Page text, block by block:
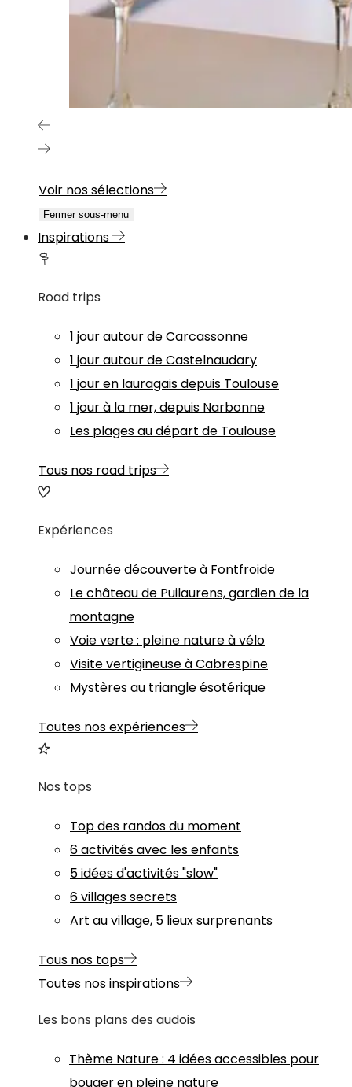
Voir nos sélections
Fermer sous-menu
Inspirations
Road trips
1 jour autour de Carcassonne
1 jour autour de Castelnaudary
1 jour en lauragais depuis Toulouse
1 jour à la mer, depuis Narbonne
Les plages au départ de Toulouse
Tous nos road trips
Expériences
Journée découverte à Fontfroide
Le château de Puilaurens, gardien de la
montagne
Voie verte : pleine nature à vélo
Visite vertigineuse à Cabrespine
Mystères au triangle ésotérique
Toutes nos expériences
Nos tops
Top des randos du moment
6 activités avec les enfants
5 idées d'activités "slow"
6 villages secrets
Art au village, 5 lieux surprenants
Tous nos tops
Toutes nos inspirations
Les bons plans des audois
Thème Nature: 4 idées accessibles pour
bouger en pleine nature